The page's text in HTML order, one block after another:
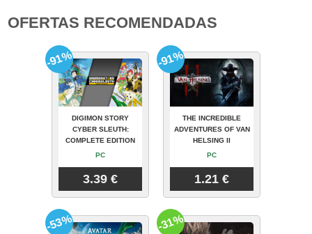
OFERTAS RECOMENDADAS
DIGIMON STORY
CYBER SLEUTH:
COMPLETE EDITION
PC
3.39 €
-91%
THE INCREDIBLE
ADVENTURES OF VAN
HELSING II
PC
1.21 €
-91%
-53% -31%